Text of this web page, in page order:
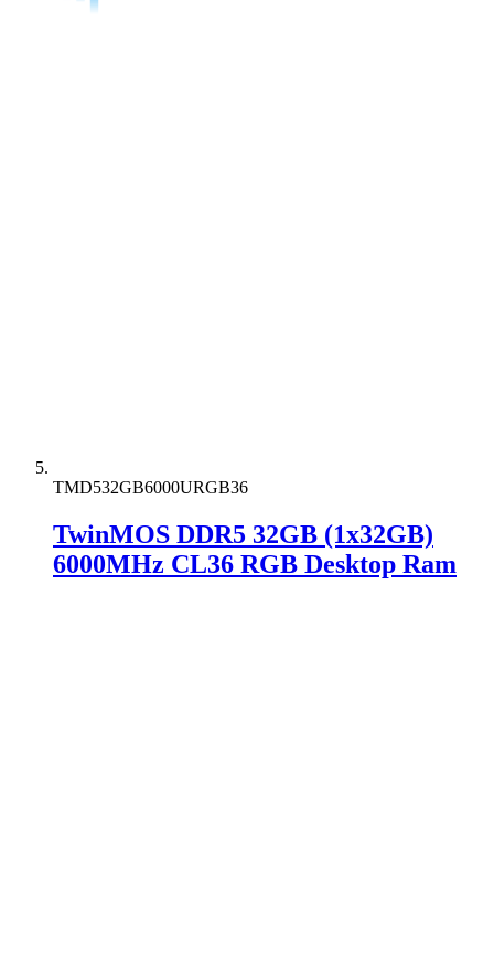
TMD532GB6000URGB36
TwinMOS DDR5 32GB (1x32GB)
6000MHz CL36 RGB Desktop Ram